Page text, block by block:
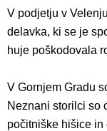
V podjetju v
delavka, ki se je
huje poškodovala
V Gornjem Gradu
Neznani storilci so
počitniške hišice in